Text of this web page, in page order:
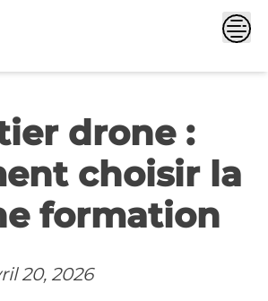
drone :
choisir la
formation
20, 2026